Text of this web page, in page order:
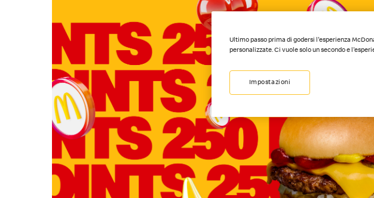
Ultimo passo prima di godersi l'esperienza
personalizzate. Ci vuole solo un secondo e
Impostazioni